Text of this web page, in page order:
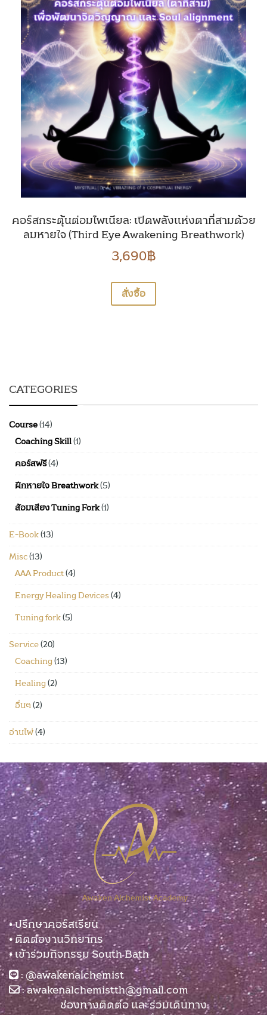
คอร์สกระตุ้นต่อมไพเนียล: เปิดพลังแห่งตาที่สามด้วย
ลมหายใจ (Third Eye Awakening Breathwork)
3,690฿
สั่งซื้อ
CATEGORIES
Course (14)
Coaching Skill (1)
คอร์สฟรี (4)
ฝึกหายใจ Breathwork (5)
ส้อมเสียง Tuning Fork (1)
E-Book (13)
Misc (13)
AAA Product (4)
Energy Healing Devices (4)
Tuning fork (5)
Service (20)
Coaching (13)
Healing (2)
อื่นๆ (2)
อ่านไพ่ (4)
• ปรึกษาคอร์สเรียน
• ติดต่องานวิทยากร
• เข้าร่วมกิจกรรม South Bath
: @awakenalchemist
:awakenalchemistth@gmail.com
ช่องทางติดต่อ และร่วมเดินทาง